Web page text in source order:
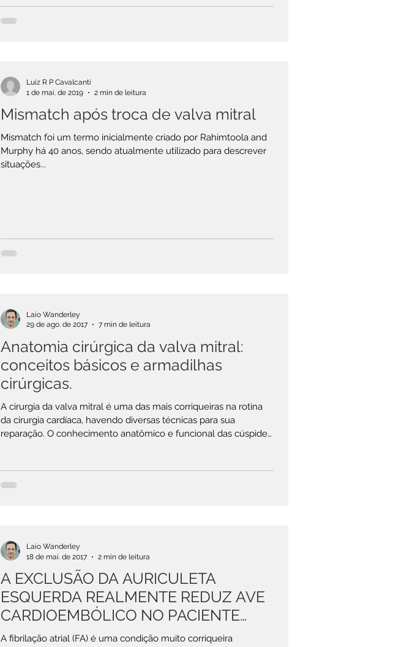
Mismatch após troca de valva mitral
Mismatch foi um termo inicialmente criado por Rahimtoola and
Murphy há 40 anos, sendo atualmente utilizado para descrever
situações...
Luiz R P Cavalcanti
1 de mai. de 2019
2 min de leitura
Anatomia cirúrgica da valva mitral:
conceitos básicos e armadilhas
cirúrgicas.
A cirurgia da valva mitral é uma das mais corriqueiras na rotina
da cirurgia cardíaca, havendo diversas técnicas para sua
reparação. O conhecimento anatômico e funcional das cúspides,
cirúrgica e técnica escolhida (seja convenvional ou transcateter).
Outro ponto importante é o entendimento das estruturas que
Laio Wanderley
29 de ago. de 2017
7 min de leitura
A EXCLUSÃO DA AURICULETA
ESQUERDA REALMENTE REDUZ AVE
CARDIOEMBÓLICO NO PACIENTE
COM FA ?
A fibrilação atrial (FA) é uma condição muito corriqueira
Laio Wanderley
18 de mai. de 2017
2 min de leitura